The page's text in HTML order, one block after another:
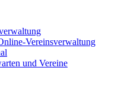
Vereinsverwaltung
und Vereine